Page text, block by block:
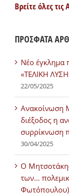
Βρείτε όλες
ΠΡΟΣΦΑΤΑ
Νέο έγκλημα
«ΤΕΛΙΚΗ
22/05/2025
Ανακοίνωση
διέξοδος η
συρρίκνωση
30/04/2025
Ο
των…
Φωτόπουλου)